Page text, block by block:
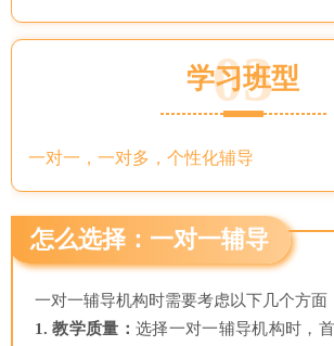
学习班型
03
一对一，一对多，个性化辅导
怎么选择：一对一辅导
一对一辅导机构时需要考虑以下几个方面
1. 教学质量： 选择一对一辅导机构时，